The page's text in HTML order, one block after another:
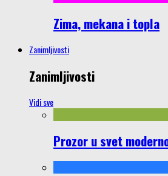
Zima, mekana i topla
Zanimljivosti
Zanimljivosti
Vidi sve
Prozor u svet